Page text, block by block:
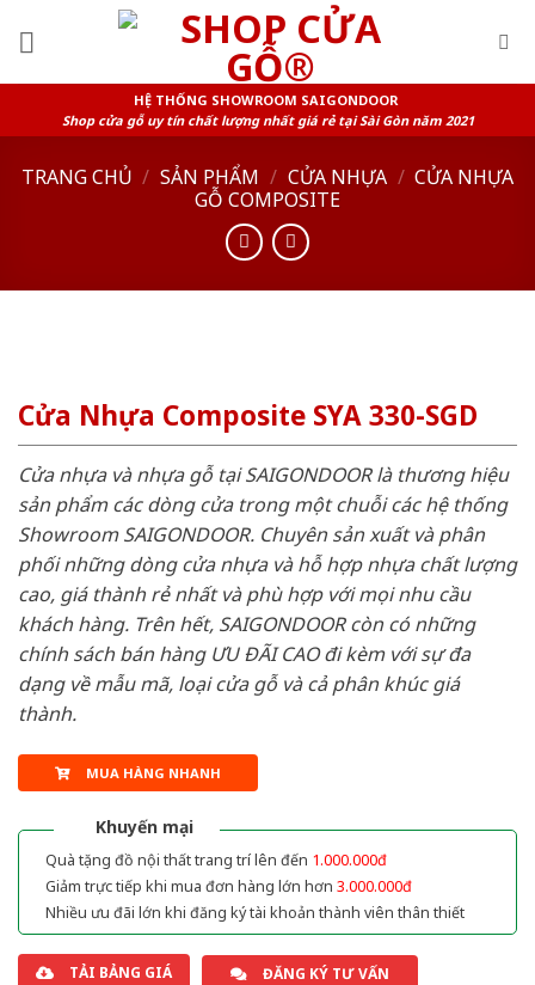
HỆ THỐNG SHOWROOM SAIGONDOOR
Shop cửa gỗ uy tín chất lượng nhất giá rẻ tại Sài Gòn năm 2021
TRANG CHỦ / SẢN PHẨM / CỬA NHỰA / CỬA NHỰA
GỖ COMPOSITE
Cửa Nhựa Composite SYA 330-SGD
Cửa nhựa và nhựa gỗ tại SAIGONDOOR là thương hiệu
sản phẩm các dòng cửa trong một chuỗi các hệ thống
Showroom SAIGONDOOR. Chuyên sản xuất và phân
phối những dòng cửa nhựa và hỗ hợp nhựa chất lượng
cao, giá thành rẻ nhất và phù hợp với mọi nhu cầu
khách hàng. Trên hết, SAIGONDOOR còn có những
chính sách bán hàng ƯU ĐÃI CAO đi kèm với sự đa
dạng về mẫu mã, loại cửa gỗ và cả phân khúc giá
thành.
MUA HÀNG NHANH
Khuyến mại
Quà tặng đồ nội thất trang trí lên đến 1.000.000đ
Giảm trực tiếp khi mua đơn hàng lớn hơn 3.000.000đ
Nhiều ưu đãi lớn khi đăng ký tài khoản thành viên thân thiết
TẢI BẢNG GIÁ ĐĂNG KÝ TƯ VẤN